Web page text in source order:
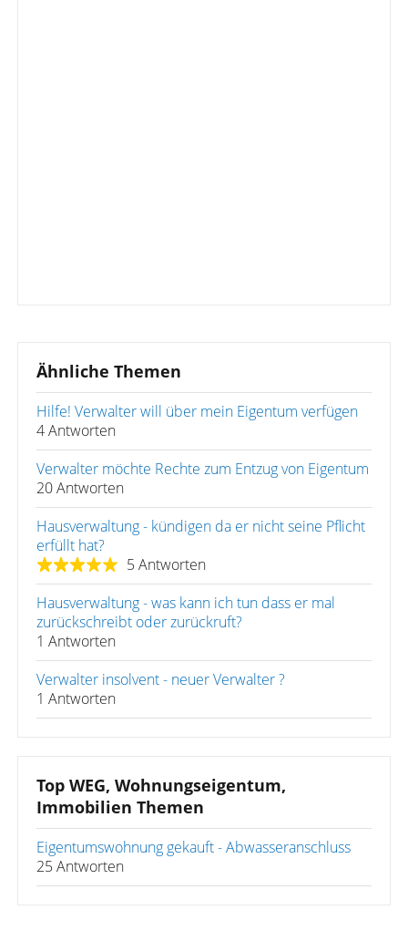
Ähnliche Themen
Hilfe! Verwalter will über mein Eigentum verfügen
4 Antworten
Verwalter möchte Rechte zum Entzug von Eigentum
20 Antworten
Hausverwaltung - kündigen da er nicht seine Pflicht
erfüllt hat?
5 Antworten
Hausverwaltung - was kann ich tun dass er mal
zurückschreibt oder zurückruft?
1 Antworten
Verwalter insolvent - neuer Verwalter ?
1 Antworten
Top WEG, Wohnungseigentum,
Immobilien Themen
Eigentumswohnung gekauft - Abwasseranschluss
25 Antworten